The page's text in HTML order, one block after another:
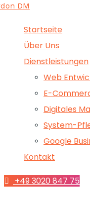
Startseite
Über Uns
Dienstleistungen
Web
E-
Digitales
System-
Google
Kontakt
+49 3020 847 75